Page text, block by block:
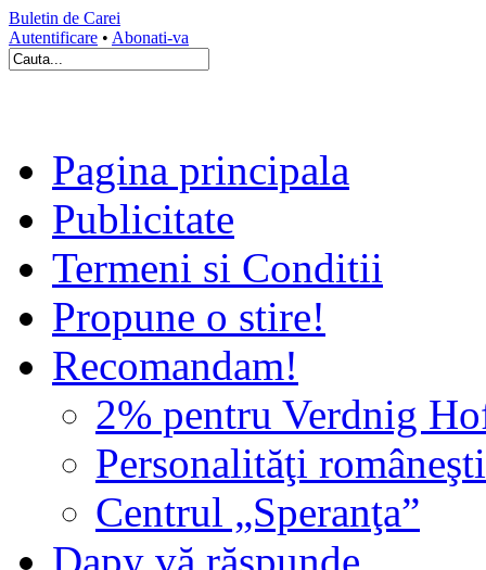
Buletin de Carei
Autentificare • Abonati-va
Pagina principala
Publicitate
Termeni si Conditii
Propune o stire!
Recomandam!
2% pentru Verdnig
Personalităţi româneşti
Centrul „Speranţa”